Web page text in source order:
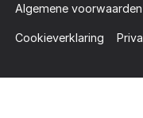
Algemene voorwaarden
Cookieverklaring